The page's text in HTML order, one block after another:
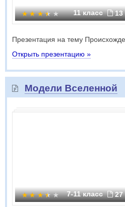
11 класс 13
Презентация на тему
Открыть презентацию »
Модели Вселенной
7-11 класс 27